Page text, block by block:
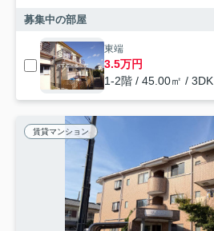
募集中の部屋
東端
3.5万円
1-2階 / 45.00㎡ / 3DK
賃貸マンション